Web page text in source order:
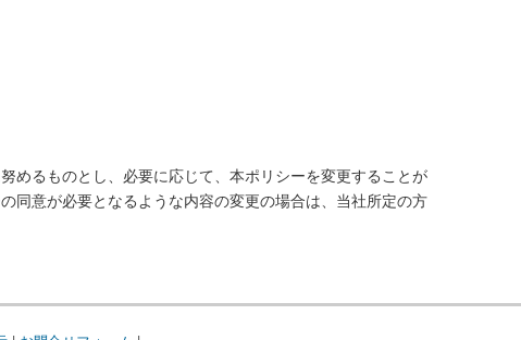
めるものとし、必要に応じて、本ポリシーを変更することが
同意が必要となるような内容の変更の場合は、当社所定の方